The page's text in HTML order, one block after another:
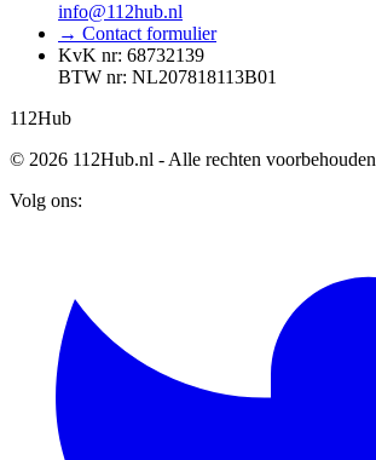
info@112hub.nl
→ Contact formulier
KvK nr: 68732139
BTW nr: NL207818113B01
112Hub
© 2026 112Hub.nl - Alle rechten voorbehouden
Volg ons: